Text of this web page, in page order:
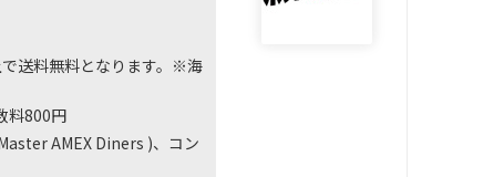
送料無料となります。※海
料800円
AMEX Diners )、コン